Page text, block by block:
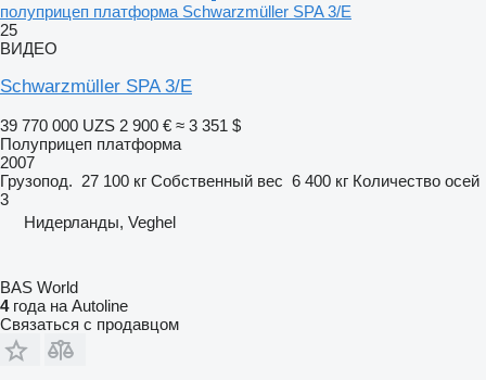
полуприцеп платформа Schwarzmüller SPA 3/E
25
ВИДЕО
Schwarzmüller SPA 3/E
39 770 000 UZS 2 900 € ≈ 3 351 $
Полуприцеп платформа
2007
Грузопод. 27 100 кг Собственный вес 6 400 кг Количество осей
3
Нидерланды, Veghel
BAS World
4года на Autoline
Связаться с продавцом